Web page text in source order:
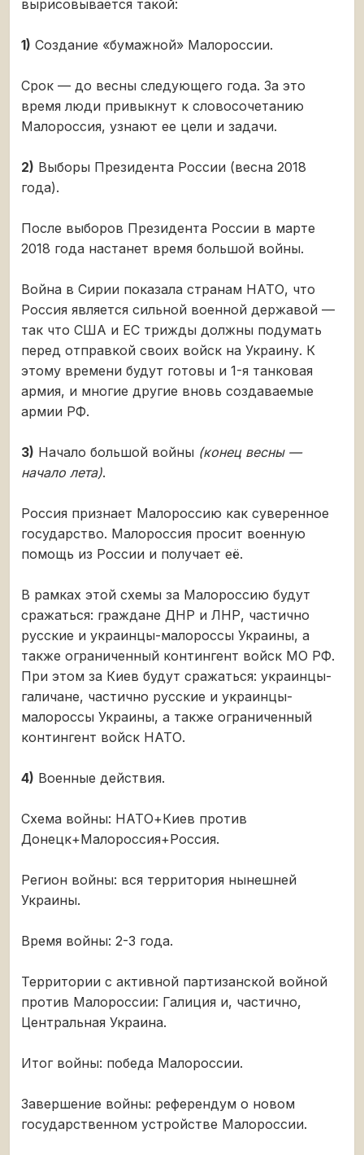
вырисовывается такой:
1) Создание «бумажной» Малороссии.
Срок — до весны следующего года. За это
время люди привыкнут к словосочетанию
Малороссия, узнают ее цели и задачи.
2) Выборы Президента России (весна 2018
года).
После выборов Президента России в марте
2018 года настанет время большой войны.
Война в Сирии показала странам НАТО, что
Россия является сильной военной державой —
так что США и ЕС трижды должны подумать
перед отправкой своих войск на Украину. К
этому времени будут готовы и 1-я танковая
армия, и многие другие вновь создаваемые
армии РФ.
3) Начало большой войны (конец весны —
начало лета).
Россия признает Малороссию как суверенное
государство. Малороссия просит военную
помощь из России и получает её.
В рамках этой схемы за Малороссию будут
сражаться: граждане ДНР и ЛНР, частично
русские и украинцы-малороссы Украины, а
также ограниченный контингент войск МО РФ.
При этом за Киев будут сражаться: украинцы-
галичане, частично русские и украинцы-
малороссы Украины, а также ограниченный
контингент войск НАТО.
4) Военные действия.
Схема войны: НАТО+Киев против
Донецк+Малороссия+Россия.
Регион войны: вся территория нынешней
Украины.
Время войны: 2-3 года.
Территории с активной партизанской войной
против Малороссии: Галиция и, частично,
Центральная Украина.
Итог войны: победа Малороссии.
Завершение войны: референдум о новом
государственном устройстве Малороссии.